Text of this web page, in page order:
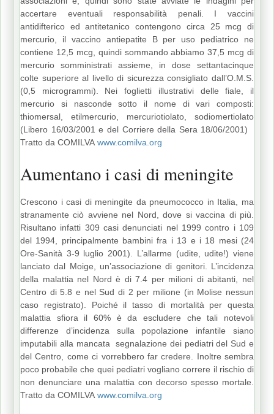
accertare eventuali responsabilità penali. I vaccini
antidifterico ed antitetanico contengono circa 25 mcg di
mercurio, il vaccino antiepatite B per uso pediatrico ne
contiene 12,5 mcg, quindi sommando abbiamo 37,5 mcg di
mercurio somministrati assieme, in dose settantacinque
colte superiore al livello di sicurezza consigliato dall’O.M.S.
(0,5 microgrammi). Nei foglietti illustrativi delle fiale, il
mercurio si nasconde sotto il nome di vari composti:
thiomersal, etilmercurio, mercuriotiolato, sodiomertiolato
(Libero 16/03/2001 e del Corriere della Sera 18/06/2001)
Tratto da COMILVA www.comilva.org
Aumentano i casi di meningite
Crescono i casi di meningite da pneumococco in Italia, ma
stranamente ciò avviene nel Nord, dove si vaccina di più.
Risultano infatti 309 casi denunciati nel 1999 contro i 109
del 1994, principalmente bambini fra i 13 e i 18 mesi (24
Ore-Sanità 3-9 luglio 2001). L’allarme (udite, udite!) viene
lanciato dal Moige, un’associazione di genitori. L’incidenza
della malattia nel Nord è di 7.4 per milioni di abitanti, nel
Centro di 5.8 e nel Sud di 2 per milione (in Molise nessun
caso registrato). Poiché il tasso di mortalità per questa
malattia sfiora il 60% è da escludere che tali notevoli
differenze d’incidenza sulla popolazione infantile siano
imputabili alla mancata segnalazione dei pediatri del Sud e
del Centro, come ci vorrebbero far credere. Inoltre sembra
poco probabile che quei pediatri vogliano correre il rischio di
non denunciare una malattia con decorso spesso mortale.
Tratto da COMILVA www.comilva.org